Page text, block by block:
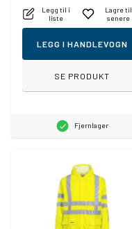
Legg til i
liste
Lagre til
senere
LEGG I HANDLEVOGN
SE PRODUKT
Fjernlager